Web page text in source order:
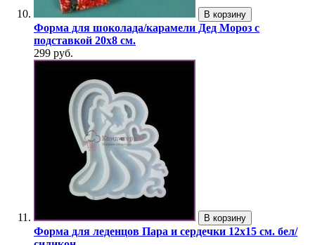
В корзину
Форма для шоколада/карамели Дед Мороз с
подставкой 20х8 см.
299 руб.
В корзину
Форма для леденцов Пара и сердечки 12х15 см. бел/